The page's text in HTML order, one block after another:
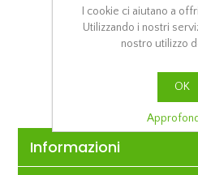
Informazioni
I cookie ci aiutano a
Utilizzando i nostri
nostro utilizzo
OK